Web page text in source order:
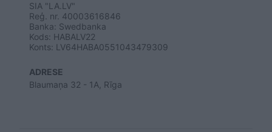
SIA "LA.LV"
Reģ. nr. 40003616846
Banka: Swedbanka
Kods: HABALV22
Konts: LV64HABA0551043479309
ADRESE
Blaumaņa 32 - 1A, Rīga